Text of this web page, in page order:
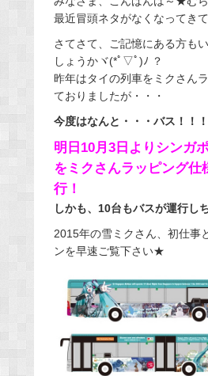
c
e
b
o
o
最近冒頭ネタがなくなってきて
さてさて、ご記憶にある方も
しょうかヾ(*ﾟ▽ﾟ)ﾉ ？
昨年はタイの列車をミクさん
ておりましたが・・・
今度はなんと・・・バス！！
明日10月3日よりシンガ
をミクさんラッピング仕
行！
しかも、10台もバスが運行し
2015年の雪ミクさん、初仕事
ンを早速ご覧下さい★